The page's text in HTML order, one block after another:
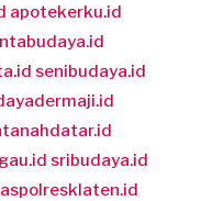
apotekerku.id
senibudaya.id
sribudaya.id